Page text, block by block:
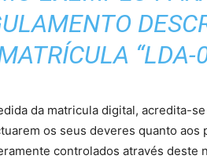
“LDA-
da matricula digital, acredita-
os seus deveres quanto
controlados através deste